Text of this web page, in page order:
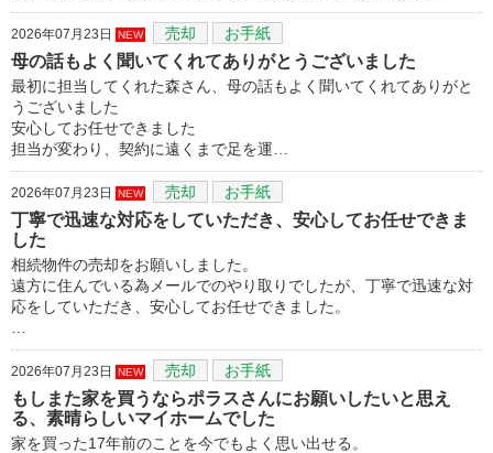
2026年07月23日 NEW 売却 お手紙
母の話もよく聞いてくれてありがとうございました
最初に担当してくれた森さん、母の話もよく聞いてくれてありがと
うございました
安心してお任せできました
担当が変わり、契約に遠くまで足を運…
2026年07月23日 NEW 売却 お手紙
丁寧で迅速な対応をしていただき、安心してお任せできま
した
相続物件の売却をお願いしました。
遠方に住んでいる為メールでのやり取りでしたが、丁寧で迅速な対
応をしていただき、安心してお任せできました。
2026年07月23日 NEW 売却 お手紙
もしまた家を買うならポラスさんにお願いしたいと思え
る、素晴らしいマイホームでした
家を買った17年前のことを今でもよく思い出せる。